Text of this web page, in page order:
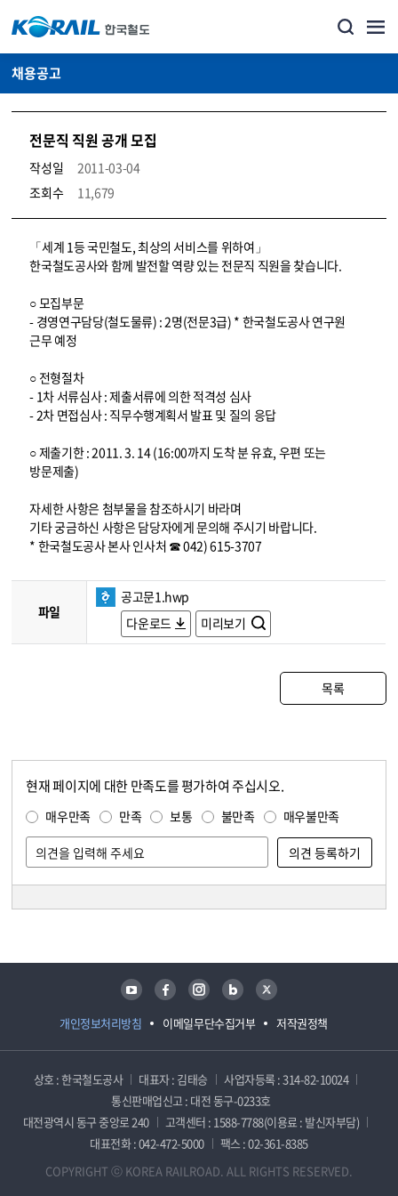
채용공고
전문직 직원 공개 모집
작성일
2011-03-04
조회수
11,679
코레일소개_경영공시_채용공고 상세보기 – 내용, 파일, 담당자 연락처로 구성
「세계 1등 국민철도, 최상의 서비스를 위하여」
한국철도공사와 함께 발전할 역량 있는 전문직 직원을 찾습니다.
○ 모집부문
- 경영연구담당(철도물류) : 2명(전문3급) * 한국철도공사 연구원
근무 예정
○ 전형절차
- 1차 서류심사 : 제출서류에 의한 적격성 심사
- 2차 면접심사 : 직무수행계획서 발표 및 질의 응답
○ 제출기한 : 2011. 3. 14 (16:00까지 도착 분 유효, 우편 또는
방문제출)
자세한 사항은 첨부물을 참조하시기 바라며
기타 궁금하신 사항은 담당자에게 문의해 주시기 바랍니다.
* 한국철도공사 본사 인사처 ☎ 042) 615-3707
파일
공고문1.hwp
다운로드
미리보기
목록
현재 페이지에 대한 만족도를 평가하여 주십시오.
매우만족 만족 보통 불만족 매우불만족
개인정보처리방침 이메일무단수집거부 저작권정책
유튜브 페이스북 인스타그램 블로그 트위터
상호 : 한국철도공사 대표자 : 김태승
사업자등록 : 314-82-10024
통신판매업신고 : 대전 동구-0233호
대전광역시 동구 중앙로 240
고객센터 : 1588-7788(이용료 : 발신자부담)
대표전화 : 042-472-5000
팩스 : 02-361-8385
COPYRIGHT ⓒ KOREA RAILROAD. ALL RIGHTS RESERVED.